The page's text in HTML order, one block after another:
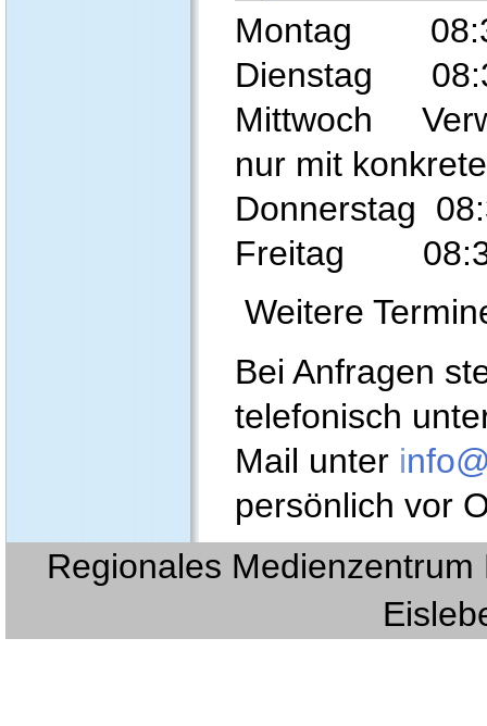
Montag
Dienstag
Mittwoch
nur mit
Donnerstag
Freitag 08:30
Weitere
Bei Anfragen
telefonisch
Mail unter i
persönlich vor
Regionales